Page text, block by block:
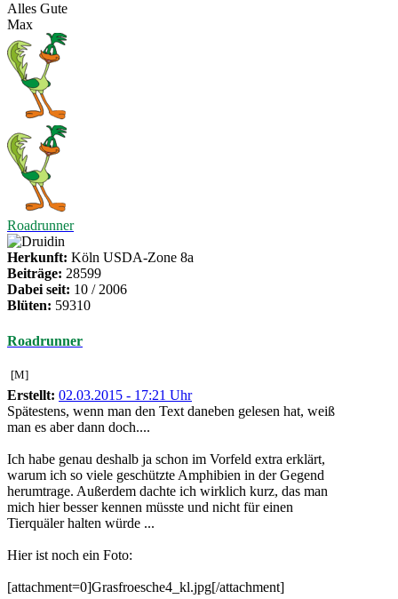
Alles Gute
Max
Roadrunner
Herkunft: Köln USDA-Zone 8a
Beiträge: 28599
Dabei seit: 10 / 2006
Blüten: 59310
Roadrunner
[M]
Erstellt: 02.03.2015 - 17:21 Uhr
Spätestens, wenn man den Text daneben gelesen hat, weiß
man es aber dann doch....
Ich habe genau deshalb ja schon im Vorfeld extra erklärt,
warum ich so viele geschützte Amphibien in der Gegend
herumtrage. Außerdem dachte ich wirklich kurz, das man
mich hier besser kennen müsste und nicht für einen
Tierquäler halten würde ...
Hier ist noch ein Foto:
[attachment=0]Grasfroesche4_kl.jpg[/attachment]